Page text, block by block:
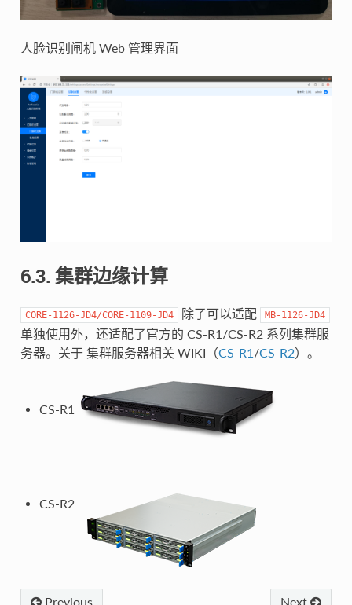
人脸识别闸机 Web 管理界面
6.3. 集群边缘计算
CORE-1126-JD4/CORE-1109-JD4 除了可以适配 MB-1126-JD4
单独使用外，还适配了官方的 CS-R1/CS-R2 系列集群服
务器。关于 集群服务器相关 WIKI（CS-R1 /CS-R2）。
CS-R1
CS-R2
Next
Previous